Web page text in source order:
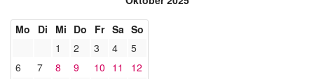
Mo Di Mi Do Fr Sa So
1
2 3 4
5
6
7 8 9 10 11
12